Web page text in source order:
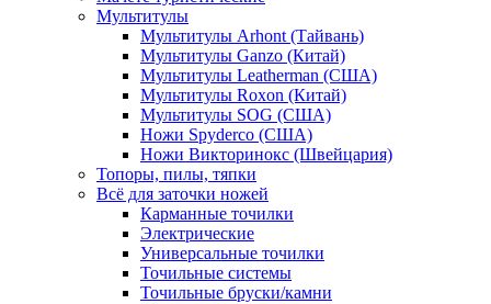
Мультитулы
Мультитулы Arhont (Тайвань)
Мультитулы Ganzo (Китай)
Мультитулы Leatherman (США)
Мультитулы Roxon (Китай)
Мультитулы SOG (США)
Ножи Spyderco (США)
Ножи Викторинокс (Швейцария)
Топоры, пилы, тяпки
Всё для заточки ножей
Карманные точилки
Электрические
Универсальные точилки
Точильные системы
Точильные бруски/камни